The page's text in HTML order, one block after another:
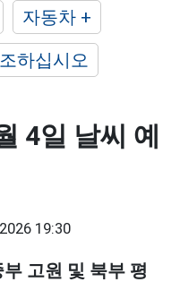
자동차 +
하십시오
4일 날씨 예
19:30
고원 및 북부 평